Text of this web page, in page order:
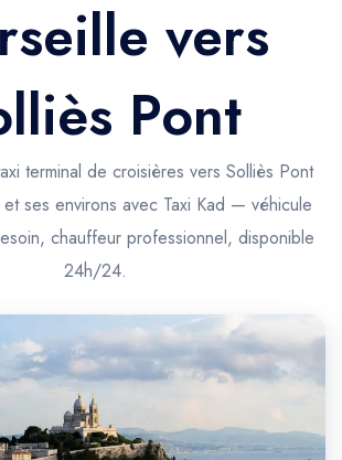
Distance
évènements
vers
Pont
terminal de croisières vers Solliès Pont
ses environs avec Taxi Kad — véhicule
chauffeur professionnel, disponible
24h/24.